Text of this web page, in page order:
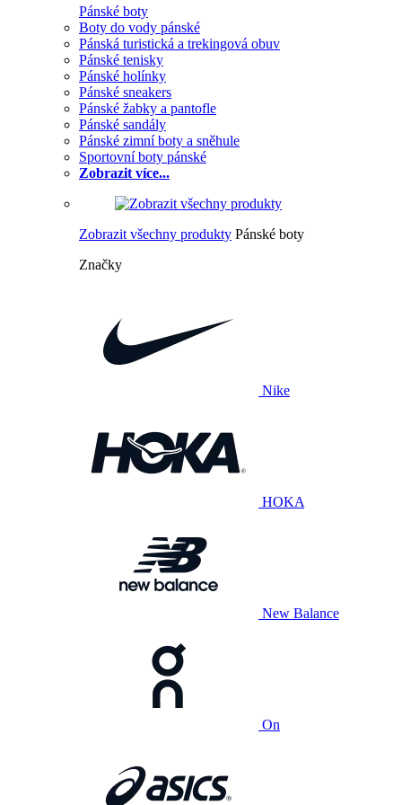
Pánské boty
Boty do vody pánské
Pánská turistická a trekingová obuv
Pánské tenisky
Pánské holínky
Pánské sneakers
Pánské žabky a pantofle
Pánské sandály
Pánské zimní boty a sněhule
Sportovní boty pánské
Zobrazit více...
Zobrazit všechny produkty Pánské boty
Značky
Nike
HOKA
New Balance
On